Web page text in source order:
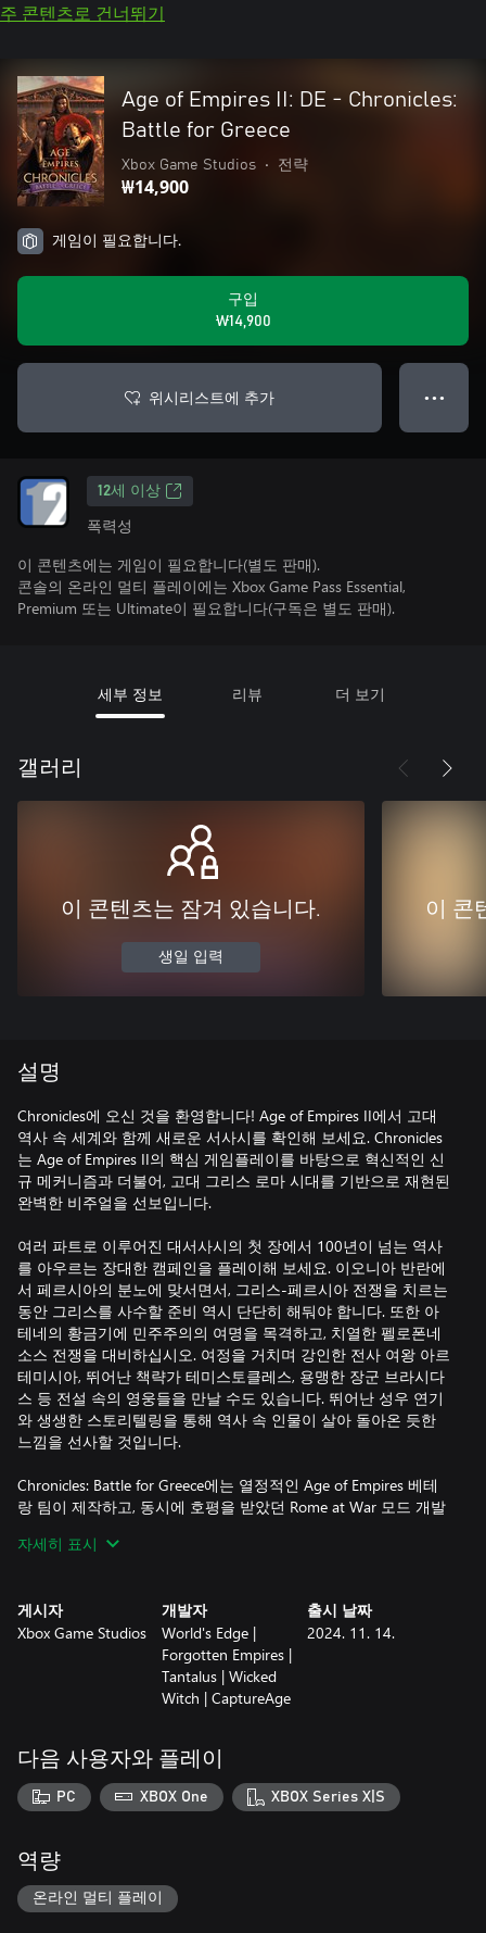
주 콘텐츠로 건너뛰기
Age of Empires II: DE - Chronicles:
Battle for Greece
Xbox Game Studios • 전략
₩14,900
게임이 필요합니다.
구입
₩14,900
위시리스트에 추가 ● ● ●
12세 이상
폭력성
이 콘텐츠에는 게임이 필요합니다(별도 판매).
콘솔의 온라인 멀티 플레이에는 Xbox Game Pass Essential,
Premium 또는 Ultimate이 필요합니다(구독은 별도 판매).
세부 정보 리뷰 더 보기
갤러리
이 콘텐츠는 잠겨 있습니다.
생일 입력
이 콘
설명
Chronicles에 오신 것을 환영합니다! Age of Empires II에서 고대
역사 속 세계와 함께 새로운 서사시를 확인해 보세요. Chronicles
는 Age of Empires II의 핵심 게임플레이를 바탕으로 혁신적인 신
규 메커니즘과 더불어, 고대 그리스 로마 시대를 기반으로 재현된
완벽한 비주얼을 선보입니다.
여러 파트로 이루어진 대서사시의 첫 장에서 100년이 넘는 역사
를 아우르는 장대한 캠페인을 플레이해 보세요. 이오니아 반란에
서 페르시아의 분노에 맞서면서, 그리스-페르시아 전쟁을 치르는
동안 그리스를 사수할 준비 역시 단단히 해둬야 합니다. 또한 아
테네의 황금기에 민주주의의 여명을 목격하고, 치열한 펠로폰네
소스 전쟁을 대비하십시오. 여정을 거치며 강인한 전사 여왕 아르
테미시아, 뛰어난 책략가 테미스토클레스, 용맹한 장군 브라시다
스 등 전설 속의 영웅들을 만날 수도 있습니다. 뛰어난 성우 연기
와 생생한 스토리텔링을 통해 역사 속 인물이 살아 돌아온 듯한
느낌을 선사할 것입니다.
Chronicles: Battle for Greece에는 열정적인 Age of Empires 베테
랑 팀이 제작하고, 동시에 호평을 받았던 Rome at War 모드 개발
호가, 몰입감 넘치는 캐릭터 위주 캠페인을 좋아하는 이들까지 절
고대 그리스 로마 시대의 귀환
• 55개의 새 지상 유닛, 19개의 새 해상 유닛, 85개의 새 건물 등
을 포함해 새로운 그래픽 모델 적용
• 3개의 고대 문명: 아테네, 스파르타, 아케메네스 (친선전에서만
• 전차, 중갑보병부터 삼단노선까지 고대의 상징이 된 유닛들
• 애니메이션 컷신, 새 음악, 성우 연기 등 새로운 방식의 스토리
텔링
• 장장 100년이 넘는 역사를 아우르는 21개의 시나리오 캠페인
• 고대 세계를 배경으로 하는 웅장한 대서사시를 여는 이야기
• 마라톤, 테르모필레, 살라미스 등 유명한 전투를 체험할 수 있습
니다
자세히 표시
게시자
Xbox Game Studios
개발자
World's Edge |
Forgotten Empires |
Tantalus | Wicked
Witch | CaptureAge
출시 날짜
2024. 11. 14.
다음 사용자와 플레이
PC XBOX One XBOX Series X|S
역량
온라인 멀티 플레이